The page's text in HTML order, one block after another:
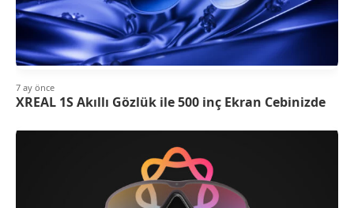
7 ay önce
XREAL 1S Akıllı Gözlük ile 500 inç Ekran Cebinizde